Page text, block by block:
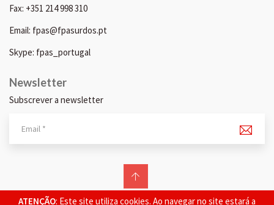
ATENÇÃO: Este site utiliza cookies. Ao navegar no site estará a
Fax: +351 214 998 310
Email: fpas@fpasurdos.pt
Skype: fpas_portugal
Newsletter
Subscrever a newsletter
© 2026 FPAS. Todos os direitos reservados.